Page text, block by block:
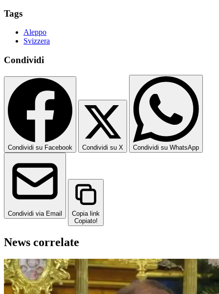
Tags
Aleppo
Svizzera
Condividi
Condividi su Facebook Condividi su X Condividi su WhatsApp
Condividi via Email
Copia link
Copiato!
News correlate